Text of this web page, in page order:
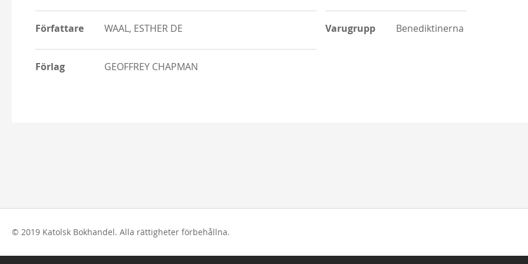
Författare WAAL, ESTHER DE
Förlag GEOFFREY CHAPMAN
Varugrupp Benediktinerna
© 2019 Katolsk Bokhandel. Alla rättigheter förbehållna.